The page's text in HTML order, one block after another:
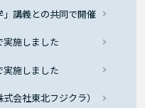
講義との共同で開催
施しました
施しました
会社東北フジクラ）